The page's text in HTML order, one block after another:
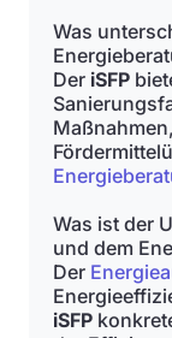
Was
Der iSFP
Was ist der
und dem
Der
iSFP